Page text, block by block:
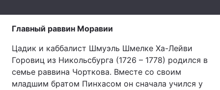
Главный раввин Моравии
Цадик и каббалист Шмуэль Шмелке Ха-Лейви
Горовиц из Никольсбурга (1726 – 1778) родился в
семье раввина Чорткова. Вместе со своим
младшим братом Пинхасом он сначала учился у